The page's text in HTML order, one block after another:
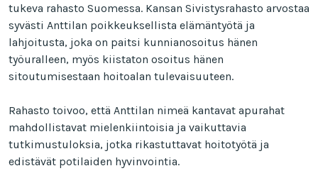
tukeva rahasto Suomessa. Kansan Sivistysrahasto arvostaa
syvästi Anttilan poikkeuksellista elämäntyötä ja
lahjoitusta, joka on paitsi kunnianosoitus hänen
työuralleen, myös kiistaton osoitus hänen
sitoutumisestaan hoitoalan tulevaisuuteen.
Rahasto toivoo, että Anttilan nimeä kantavat apurahat
mahdollistavat mielenkiintoisia ja vaikuttavia
tutkimustuloksia, jotka rikastuttavat hoitotyötä ja
edistävät potilaiden hyvinvointia.